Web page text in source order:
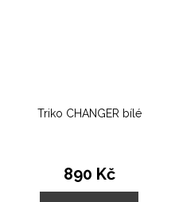
Triko CHANGER bílé
890 Kč